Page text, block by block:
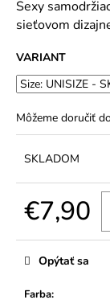
5
hviezdičiek.
Sexy
sieťovom
VARIANT
Môžeme doručiť
SKLADOM
€7,90
Farba:
Opýtať sa
a
e